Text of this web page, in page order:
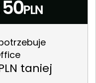
taniej